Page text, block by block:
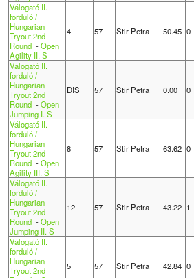
Válogató II.
forduló /
Hungarian
Tryout 2nd
Round -Open
Agility II. S
4 57 Stir Petra 50.45 0
Válogató II.
forduló /
Hungarian
Tryout 2nd
Round -Open
Jumping I. S
DIS 57 Stir Petra 0.00 0
Válogató II.
forduló /
Hungarian
Tryout 2nd
Round -Open
Agility III. S
8 57 Stir Petra 63.62 0
Válogató II.
forduló /
Hungarian
Tryout 2nd
Round -Open
Jumping II. S
12 57 Stir Petra 43.22 1
Válogató II.
forduló /
Hungarian
Tryout 2nd
5 57 Stir Petra 42.84 0